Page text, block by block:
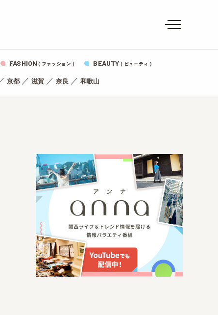
FASHION ( ファッション ) BEAUTY ( ビューティ )
京都／ 滋賀／ 奈良 ／ 和歌山